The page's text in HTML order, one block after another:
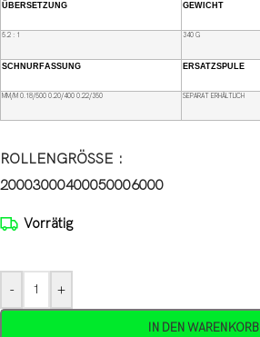
ÜBERSETZUNG GEWICHT
5.2 : 1 340 G
SCHNURFASSUNG ERSATZSPULE
MM/M 0.18/500 0.20/400 0.22/350 SEPARAT ERHÄLTLICH
ROLLENGRÖSSE
20003000400050006000
Vorrätig
- +
IN DEN WARENKORB